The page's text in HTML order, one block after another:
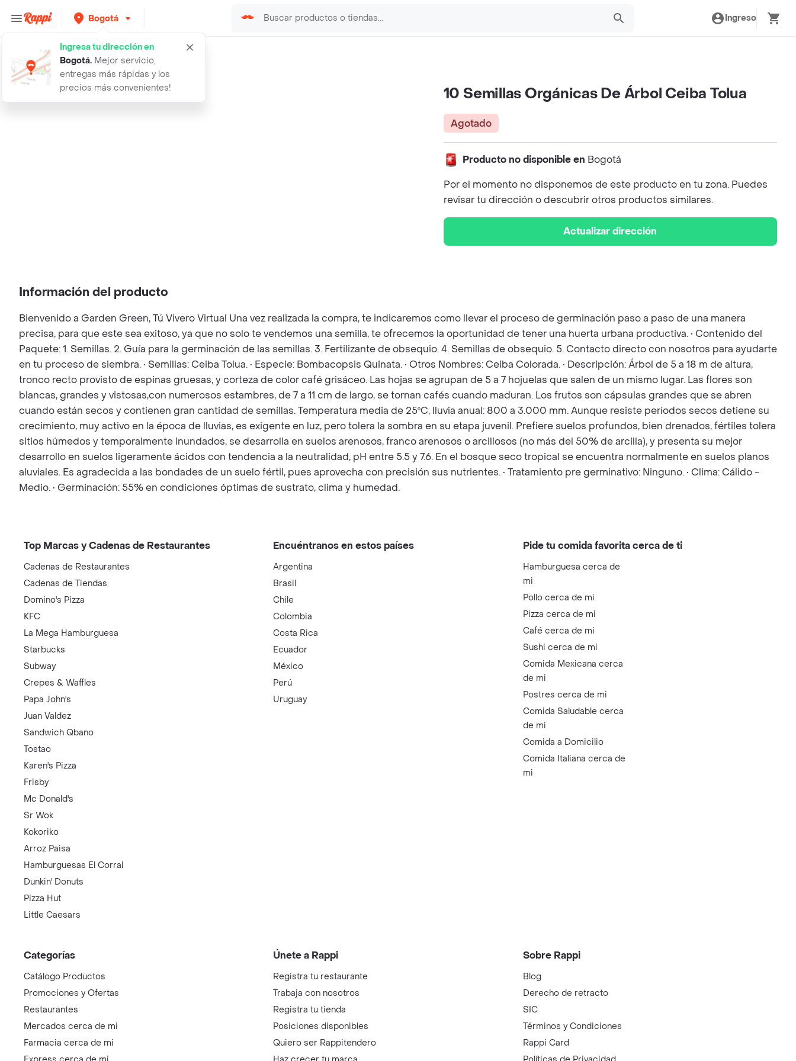
Bogotá
Ingresa tu dirección en
Bogotá. Mejor servicio,
entregas más rápidas y los
precios más convenientes!
Ingreso
Rappi 10 semillas organicas de arbol ceib
10 Semillas Orgánicas De Árbol Ceiba Tolua
Agotado
Producto no disponible en Bogotá
Por el momento no disponemos de este producto en tu zona. Puedes
revisar tu dirección o descubrir otros productos similares.
Actualizar dirección
Información del producto
Bienvenido a Garden Green, Tú Vivero Virtual Una vez realizada la compra, te indicaremos como llevar el proceso de germinación paso a paso de una manera
precisa, para que este sea exitoso, ya que no solo te vendemos una semilla, te ofrecemos la oportunidad de tener una huerta urbana productiva. • Contenido del
Paquete: 1. Semillas. 2. Guía para la germinación de las semillas. 3. Fertilizante de obsequio. 4. Semillas de obsequio. 5. Contacto directo con nosotros para ayudarte
en tu proceso de siembra. • Semillas: Ceiba Tolua. • Especie: Bombacopsis Quinata. • Otros Nombres: Ceiba Colorada. • Descripción: Árbol de 5 a 18 m de altura,
tronco recto provisto de espinas gruesas, y corteza de color café grisáceo. Las hojas se agrupan de 5 a 7 hojuelas que salen de un mismo lugar. Las flores son
blancas, grandes y vistosas,con numerosos estambres, de 7 a 11 cm de largo, se tornan cafés cuando maduran. Los frutos son cápsulas grandes que se abren
cuando están secos y contienen gran cantidad de semillas. Temperatura media de 25ºC, lluvia anual: 800 a 3.000 mm. Aunque resiste períodos secos detiene su
crecimiento, muy activo en la época de lluvias, es exigente en luz, pero tolera la sombra en su etapa juvenil. Prefiere suelos profundos, bien drenados, fértiles tolera
sitios húmedos y temporalmente inundados, se desarrolla en suelos arenosos, franco arenosos o arcillosos (no más del 50% de arcilla), y presenta su mejor
desarrollo en suelos ligeramente ácidos con tendencia a la neutralidad, pH entre 5.5 y 7.6. En el bosque seco tropical se encuentra normalmente en suelos planos
aluviales. Es agradecida a las bondades de un suelo fértil, pues aprovecha con precisión sus nutrientes. • Tratamiento pre germinativo: Ninguno. • Clima: Cálido -
Medio. • Germinación: 55% en condiciones óptimas de sustrato, clima y humedad.
Top Marcas y Cadenas de Restaurantes
Cadenas de Restaurantes
Cadenas de Tiendas
Domino's Pizza
KFC
La Mega Hamburguesa
Starbucks
Subway
Crepes & Waffles
Papa John's
Juan Valdez
Sandwich Qbano
Tostao
Karen's Pizza
Frisby
Mc Donald's
Sr Wok
Kokoriko
Arroz Paisa
Hamburguesas El Corral
Dunkin' Donuts
Pizza Hut
Little Caesars
Encuéntranos en estos países
Argentina
Brasil
Chile
Colombia
Costa Rica
Ecuador
México
Perú
Uruguay
Pide tu comida favorita cerca de ti
Hamburguesa cerca de
mi
Pollo cerca de mi
Pizza cerca de mi
Café cerca de mi
Sushi cerca de mi
Comida Mexicana cerca
de mi
Postres cerca de mi
Comida Saludable cerca
de mi
Comida a Domicilio
Comida Italiana cerca de
mi
Categorías
Catálogo Productos
Promociones y Ofertas
Restaurantes
Mercados cerca de mi
Farmacia cerca de mi
Únete a Rappi
Registra tu restaurante
Trabaja con nosotros
Registra tu tienda
Posiciones disponibles
Quiero ser Rappitendero
Sobre Rappi
Blog
Derecho de retracto
SIC
Términos y Condiciones
Rappi Card